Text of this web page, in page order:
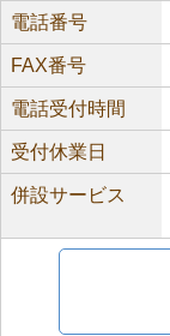
電話番号
FAX番号
電話受付時間
受付休業日
併設サービス